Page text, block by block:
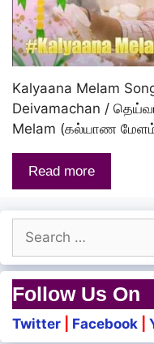
Kalyaana Melam
Deivamachan /
Melam (கல்யாண
Read more
Search
for:
Follow Us On
Twitter Facebook